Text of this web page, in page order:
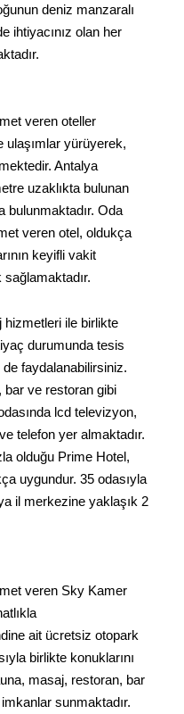
deniz manzaralı
ihtiyacınız olan her
veren oteller
ulaşımlar yürüyerek,
Antalya
uzaklıkta bulunan
bulunmaktadır. Oda
veren otel, oldukça
keyifli vakit
hizmetleri ile birlikte
durumunda tesis
faydalanabilirsiniz.
bar ve restoran gibi
lcd televizyon,
telefon yer almaktadır.
olduğu Prime Hotel,
uygundur. 35 odasıyla
il merkezine yaklaşık 2
veren Sky Kamer
ait ücretsiz otopark
birlikte konuklarını
masaj, restoran, bar
sunmaktadır.